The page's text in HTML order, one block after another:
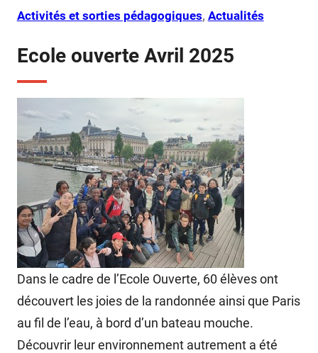
Activités et sorties pédagogiques, Actualités
Ecole ouverte Avril 2025
Dans le cadre de l’Ecole Ouverte, 60 élèves ont
découvert les joies de la randonnée ainsi que Paris
au fil de l’eau, à bord d’un bateau mouche.
Découvrir leur environnement autrement a été